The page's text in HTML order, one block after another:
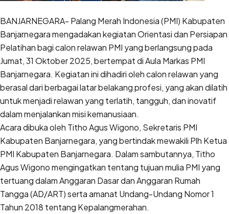
BANJARNEGARA- Palang Merah Indonesia (PMI) Kabupaten
Banjarnegara mengadakan kegiatan Orientasi dan Persiapan
Pelatihan bagi calon relawan PMI yang berlangsung pada
Jumat, 31 Oktober 2025, bertempat di Aula Markas PMI
Banjarnegara. Kegiatan ini dihadiri oleh calon relawan yang
berasal dari berbagai latar belakang profesi, yang akan dilatih
untuk menjadi relawan yang terlatih, tangguh, dan inovatif
dalam menjalankan misi kemanusiaan.
Acara dibuka oleh Titho Agus Wigono, Sekretaris PMI
Kabupaten Banjarnegara, yang bertindak mewakili Plh Ketua
PMI Kabupaten Banjarnegara. Dalam sambutannya, Titho
Agus Wigono mengingatkan tentang tujuan mulia PMI yang
tertuang dalam Anggaran Dasar dan Anggaran Rumah
Tangga (AD/ART) serta amanat Undang-Undang Nomor 1
Tahun 2018 tentang Kepalangmerahan.